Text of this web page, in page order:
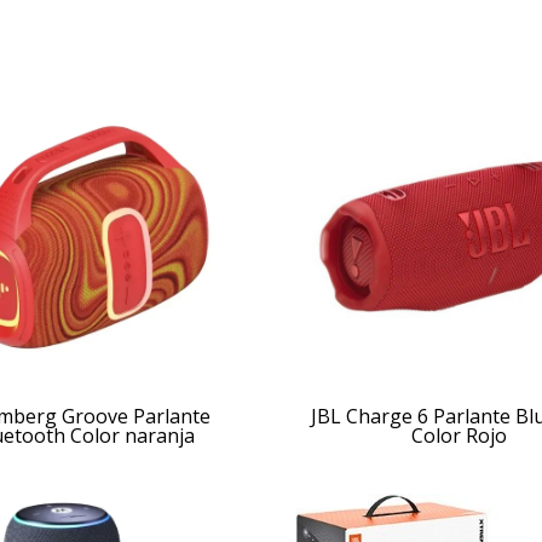
Groove Parlante
Color naranja
JBL Charge 6 Parlante
Color Rojo